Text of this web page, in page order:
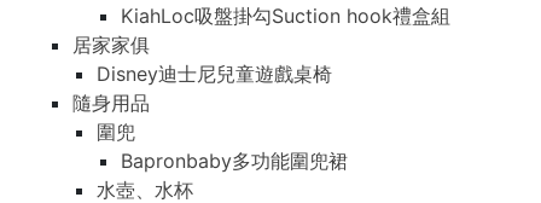
KiahLoc吸盤掛勾Suction hook禮盒組
居家家俱
Disney迪士尼兒童遊戲桌椅
隨身用品
圍兜
Bapronbaby多功能圍兜裙
水壺、水杯